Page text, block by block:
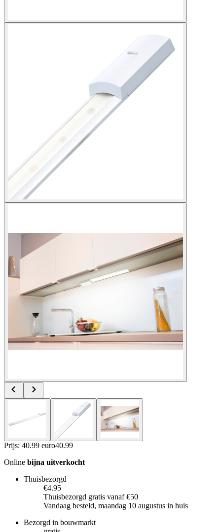
Prijs: 40.99 euro40.99
Online bijna uitverkocht
Thuisbezorgd
€4.95
Thuisbezorgd gratis vanaf €50
Vandaag besteld, maandag 10 augustus in huis
Bezorgd in bouwmarkt